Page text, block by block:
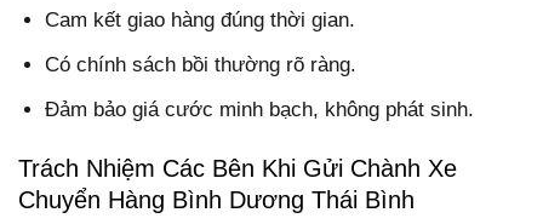
Cam kết giao hàng đúng thời gian.
Có chính sách bồi thường rõ ràng.
Đảm bảo giá cước minh bạch, không phát sinh.
Trách Nhiệm Các Bên Khi Gửi Chành Xe
Chuyển Hàng Bình Dương Thái Bình